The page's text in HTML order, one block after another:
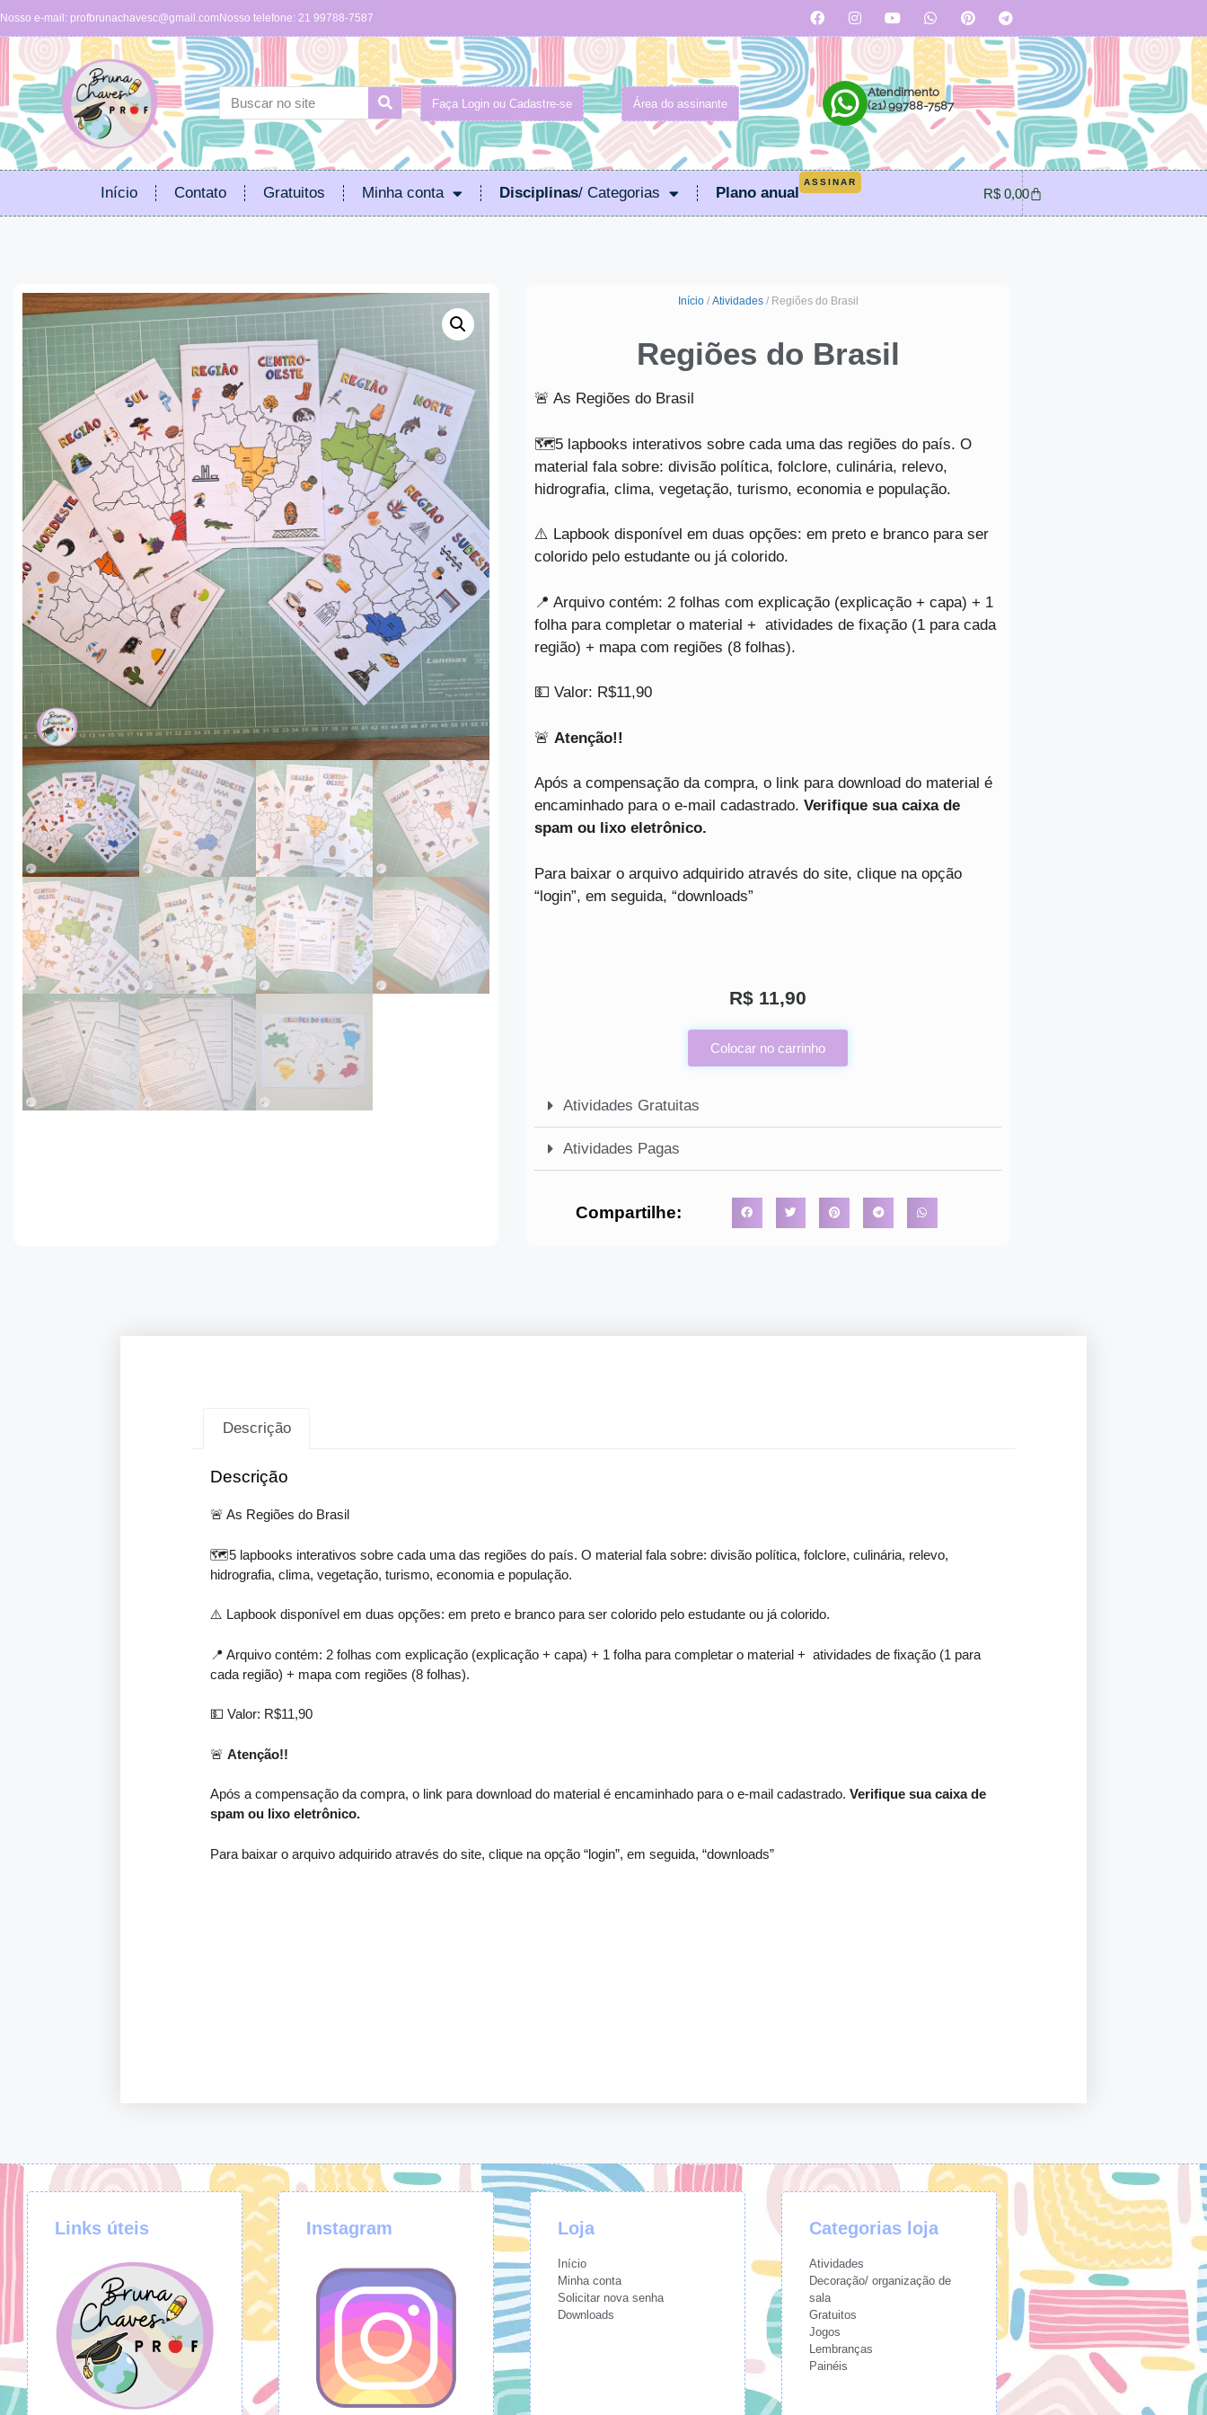
Nosso e-mail: profbrunachavesc@gmail.com Nosso telefone: 21 99788-7587
Faça Login ou Cadastre-se Área do assinante
Atendimento
(21) 99788-7587
Início Contato Gratuitos Minha conta Disciplinas/ Categorias Plano anual
ASSINAR
R$ 0,00
Início/ Atividades/ Regiões do Brasil
Regiões do Brasil
🚨 As Regiões do Brasil
🗺️5 lapbooks interativos sobre cada uma das regiões do país. O
material fala sobre: divisão política, folclore, culinária, relevo,
hidrografia, clima, vegetação, turismo, economia e população.
⚠️ Lapbook disponível em duas opções: em preto e branco para ser
colorido pelo estudante ou já colorido.
📍 Arquivo contém: 2 folhas com explicação (explicação + capa) + 1
folha para completar o material + atividades de fixação (1 para cada
região) + mapa com regiões (8 folhas).
💵 Valor: R$11,90
🚨 Atenção!!
Após a compensação da compra, o link para download do material é
encaminhado para o e-mail cadastrado. Verifique sua caixa de
spam ou lixo eletrônico.
Para baixar o arquivo adquirido através do site, clique na opção
“login”, em seguida, “downloads”
R$11,90
Colocar no carrinho
Atividades Gratuitas
Atividades Pagas
Compartilhe:
Descrição
Descrição
🚨 As Regiões do Brasil
🗺️5 lapbooks interativos sobre cada uma das regiões do país. O material fala sobre: divisão política, folclore, culinária, relevo,
hidrografia, clima, vegetação, turismo, economia e população.
⚠️ Lapbook disponível em duas opções: em preto e branco para ser colorido pelo estudante ou já colorido.
📍 Arquivo contém: 2 folhas com explicação (explicação + capa) + 1 folha para completar o material + atividades de fixação (1 para
cada região) + mapa com regiões (8 folhas).
💵 Valor: R$11,90
🚨Atenção!!
Após a compensação da compra, o link para download do material é encaminhado para o e-mail cadastrado.Verifique sua caixa de
spam ou lixo eletrônico.
Para baixar o arquivo adquirido através do site, clique na opção “login”, em seguida, “downloads”
Links úteis Instagram Loja
Início
Minha conta
Solicitar nova senha
Downloads
Categorias loja
Atividades
Decoração/ organização de
sala
Gratuitos
Jogos
Lembranças
Painéis